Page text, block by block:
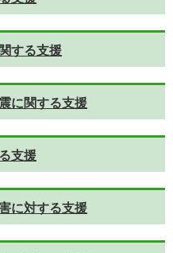
する支援
に関する支援
支援
に対する支援